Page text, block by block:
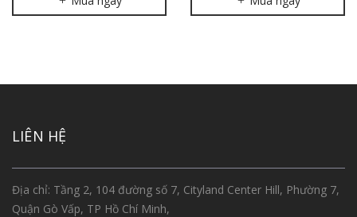
LIÊN HỆ
Địa chỉ: Tầng 2, 104 đường số 7, Cityland Center Hill, Phường 7,
Quận Gò Vấp, TP Hồ Chí Minh,